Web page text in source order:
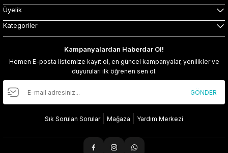
Üyelik
Kategoriler
Kampanyalardan Haberdar Ol!
Hemen E-posta listemize kayıt ol, en güncel kampanyalar, yenilikler ve
duyuruları ilk öğrenen sen ol.
GÖNDER
Sık Sorulan Sorular Mağaza Yardım Merkezi